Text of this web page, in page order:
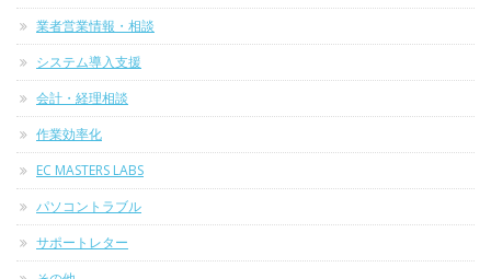
業者営業情報・相談
システム導入支援
会計・経理相談
作業効率化
EC MASTERS LABS
パソコントラブル
サポートレター